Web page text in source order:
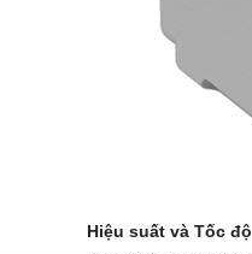
Hiệu suất và Tốc độ